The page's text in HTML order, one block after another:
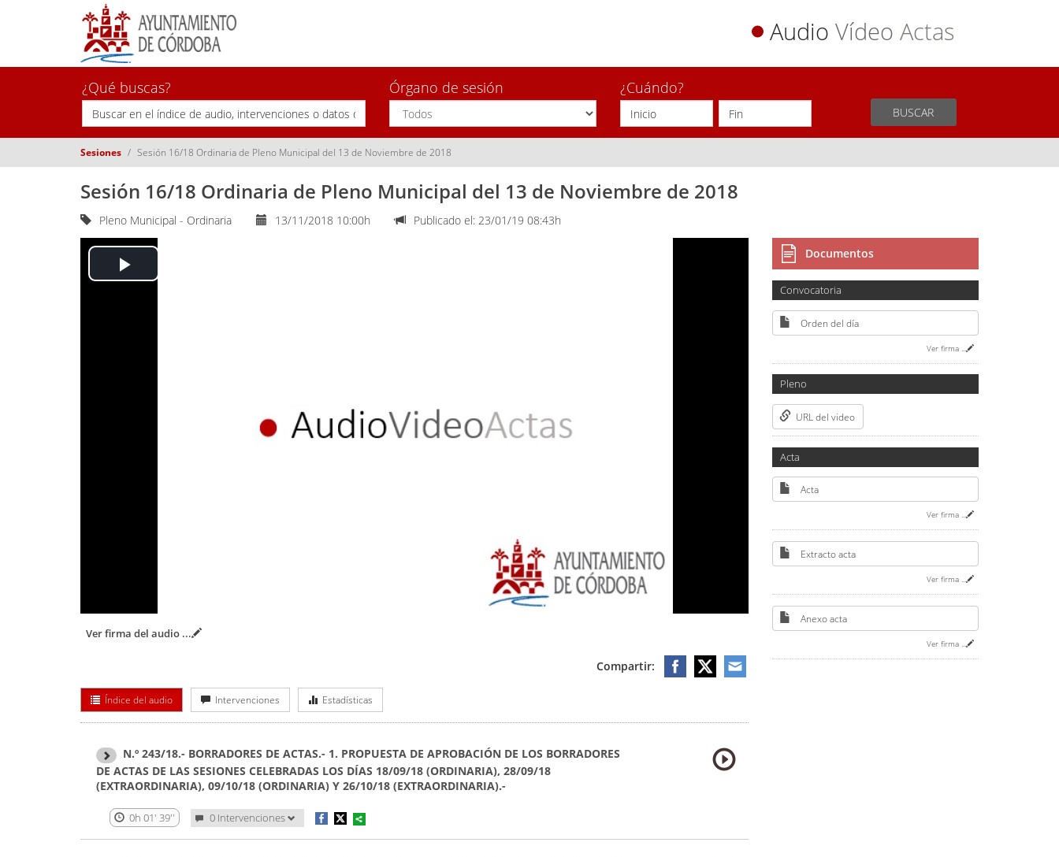
Audio Vídeo Actas
¿Qué buscas? Órgano de sesión ¿Cuándo?
BUSCAR
Sesiones Sesión 16/18 Ordinaria de Pleno Municipal del 13 de Noviembre de 2018
Sesión 16/18 Ordinaria de Pleno Municipal del 13 de Noviembre de 2018
Pleno Municipal - Ordinaria 13/11/2018 10:00h Publicado el: 23/01/19 08:43h
Play
Ver firma del audio ...
Compartir:
Índice del audio Intervenciones Estadísticas
N.º 243/18.- BORRADORES DE ACTAS.- 1. PROPUESTA DE APROBACIÓN DE LOS BORRADORES
DE ACTAS DE LAS SESIONES CELEBRADAS LOS DÍAS 18/09/18 (ORDINARIA), 28/09/18
(EXTRAORDINARIA), 09/10/18 (ORDINARIA) Y 26/10/18 (EXTRAORDINARIA).-
0h 01' 39'' 0 Intervenciones
Documentos
Convocatoria
Orden del día
Ver firma
Pleno
URL del video
Acta
Acta
Ver firma ...
Extracto acta
Ver firma ...
Anexo acta
Ver firma